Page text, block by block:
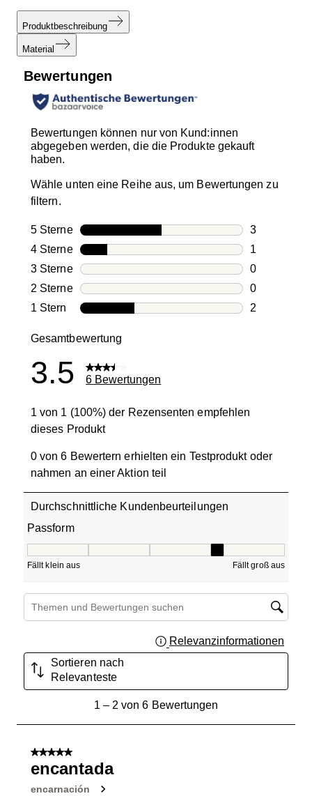
Produktbeschreibung
Material
Bewertungen
Bewertungen können nur von Kund:innen
abgegeben werden, die die Produkte gekauft
haben.
Wähle unten eine Reihe aus, um Bewertungen zu
filtern.
5 SterneSterne
3
3
4 SterneSterne
1
1
3 SterneSterne
0
0
2 SterneSterne
0
0
1 Stern Sterne
2
Gesamtbewertung
3.5 6 Bewertungen
1 von 1 (100%) der Rezensenten empfehlen
dieses Produkt
0 von 6 Bewertern erhielten ein Testprodukt oder
nahmen an einer Aktion teil
Durchschnittliche Kundenbeurteilungen
Passform
Fällt klein aus Fällt groß aus
Suchthemen und Bewertungen Suchregion
Relevanzinformationen
Sortieren nach
Relevanteste
von
Bewertungen.
1– 2 von 6 Bewertungen
5 von 5 Sternen.
encantada
encarnación